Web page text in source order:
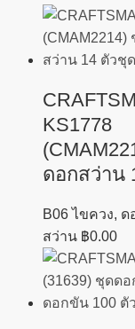
KS1778
ดอกสว่าน
B06 ไขควง,
สว่าน ฿0.00